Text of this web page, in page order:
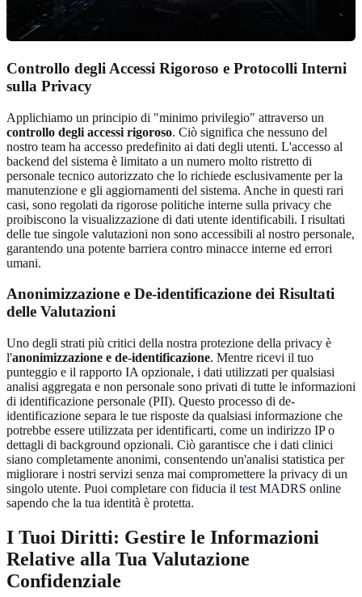
Controllo degli Accessi Rigoroso e Protocolli Interni
sulla Privacy
Applichiamo un principio di "minimo privilegio" attraverso un
controllo degli accessi rigoroso. Ciò significa che nessuno del
nostro team ha accesso predefinito ai dati degli utenti. L'accesso al
backend del sistema è limitato a un numero molto ristretto di
personale tecnico autorizzato che lo richiede esclusivamente per la
manutenzione e gli aggiornamenti del sistema. Anche in questi rari
casi, sono regolati da rigorose politiche interne sulla privacy che
proibiscono la visualizzazione di dati utente identificabili. I risultati
delle tue singole valutazioni non sono accessibili al nostro personale,
garantendo una potente barriera contro minacce interne ed errori
umani.
Anonimizzazione e De-identificazione dei Risultati
delle Valutazioni
Uno degli strati più critici della nostra protezione della privacy è
l'anonimizzazione e de-identificazione. Mentre ricevi il tuo
punteggio e il rapporto IA opzionale, i dati utilizzati per qualsiasi
analisi aggregata e non personale sono privati di tutte le informazioni
di identificazione personale (PII). Questo processo di de-
identificazione separa le tue risposte da qualsiasi informazione che
potrebbe essere utilizzata per identificarti, come un indirizzo IP o
dettagli di background opzionali. Ciò garantisce che i dati clinici
siano completamente anonimi, consentendo un'analisi statistica per
migliorare i nostri servizi senza mai compromettere la privacy di un
singolo utente. Puoi completare con fiducia il test MADRS online
sapendo che la tua identità è protetta.
I Tuoi Diritti: Gestire le Informazioni
Relative alla Tua Valutazione
Confidenziale